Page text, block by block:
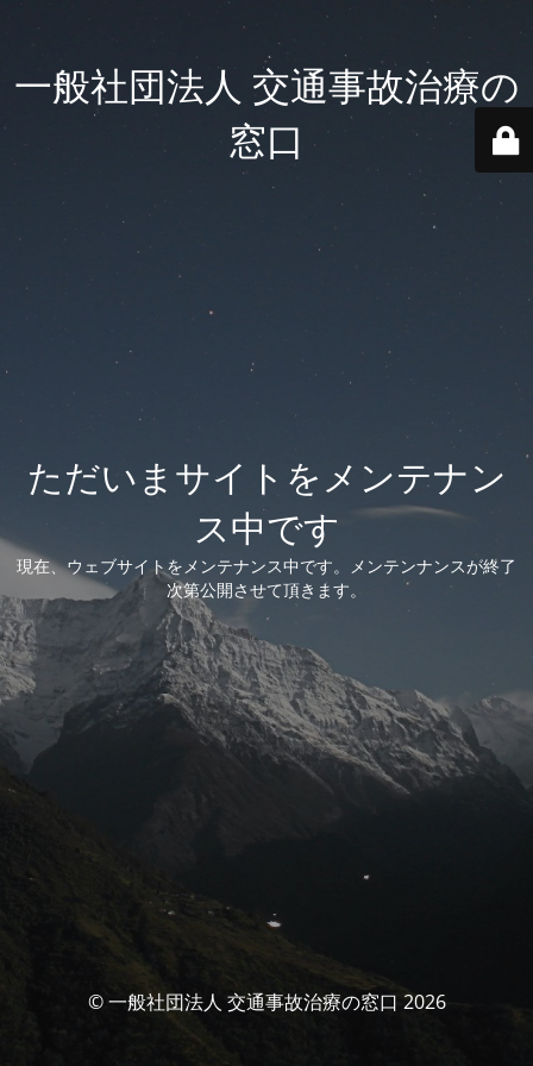
一般社団法人 交通事故治療の
窓口
ただいまサイトをメンテナン
ス中です
現在、ウェブサイトをメンテナンス中です。メンテンナンスが終了
次第公開させて頂きます。
© 一般社団法人 交通事故治療の窓口 2026